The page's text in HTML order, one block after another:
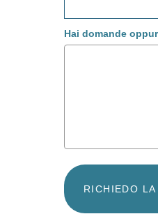
Hai domande
RICHIEDO